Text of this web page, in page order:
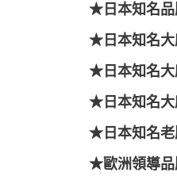
★日本知名
★日本知名
★日本知名
★日本知名
★日本知名
★歐洲領導